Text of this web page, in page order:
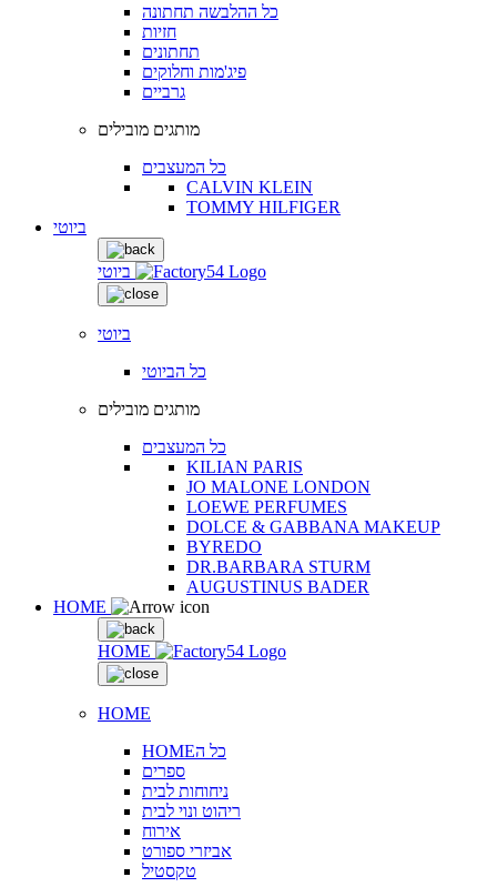
כל ההלבשה תחתונה
חזיות
תחתונים
פיג'מות וחלוקים
גרביים
מותגים מובילים
כל המעצבים
CALVIN KLEIN
TOMMY HILFIGER
ביוטי
ביוטי
ביוטי
כל הביוטי
מותגים מובילים
כל המעצבים
KILIAN PARIS
JO MALONE LONDON
LOEWE PERFUMES
DOLCE & GABBANA MAKEUP
BYREDO
DR.BARBARA STURM
AUGUSTINUS BADER
HOME
HOME
HOME
HOMEכל ה
ספרים
ניחוחות לבית
ריהוט ונוי לבית
אירוח
אביזרי ספורט
טקסטיל